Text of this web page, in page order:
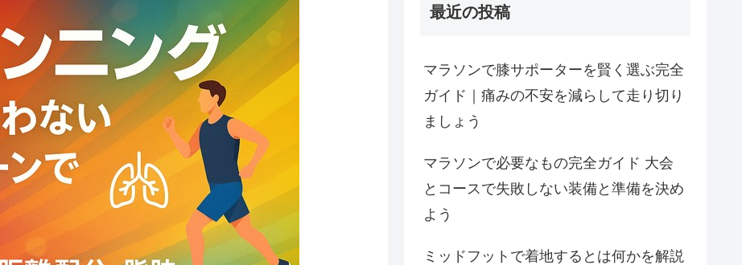
最近の投稿
マラソンで膝サポーターを賢く選ぶ完全
ガイド｜痛みの不安を減らして走り切り
ましょう
マラソンで必要なもの完全ガイド 大会
とコースで失敗しない装備と準備を決め
よう
ミッドフットで着地するとは何かを解説